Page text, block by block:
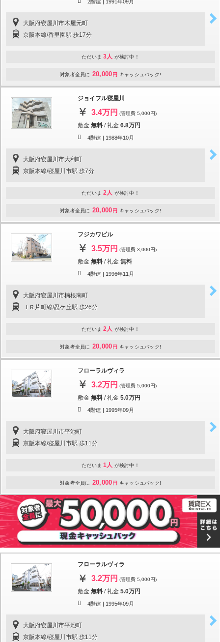
2階建 | 1991年09月
大阪府寝屋川市木屋元町
京阪本線/香里園駅 歩17分
ただいま 3人 が検討中！
対象者全員に 20,000 円 キャッシュバック!
ジョイフル寝屋川
3.4万円 (管理費 5,000円)
敷金 無料 /礼金 6.8万円
4階建 | 1988年10月
大阪府寝屋川市大利町
京阪本線/寝屋川市駅 歩7分
ただいま 2人 が検討中！
対象者全員に 20,000 円 キャッシュバック!
フジカワビル
3.5万円 (管理費 3,000円)
敷金 無料 /礼金 無料
4階建 | 1996年11月
大阪府寝屋川市楠根南町
ＪＲ片町線/忍ケ丘駅 歩26分
ただいま 2人 が検討中！
対象者全員に 20,000 円 キャッシュバック!
フローラルヴィラ
3.2万円 (管理費 5,000円)
敷金 無料 /礼金 5.0万円
4階建 | 1995年09月
大阪府寝屋川市平池町
京阪本線/寝屋川市駅 歩11分
ただいま 1人 が検討中！
対象者全員に 20,000 円 キャッシュバック!
フローラルヴィラ
3.2万円 (管理費 5,000円)
敷金 無料 /礼金 5.0万円
4階建 | 1995年09月
大阪府寝屋川市平池町
京阪本線/寝屋川市駅 歩11分